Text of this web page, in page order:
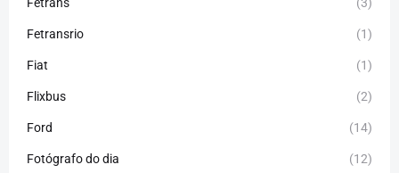
Fetransrio (1)
Fiat (1)
Flixbus (2)
Ford (14)
Fotógrafo do dia (12)